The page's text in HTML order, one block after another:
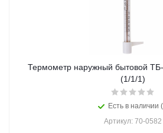
Термометр наружный бытовой
(1/1/1)
Есть в наличии
Артикул: 70-0582